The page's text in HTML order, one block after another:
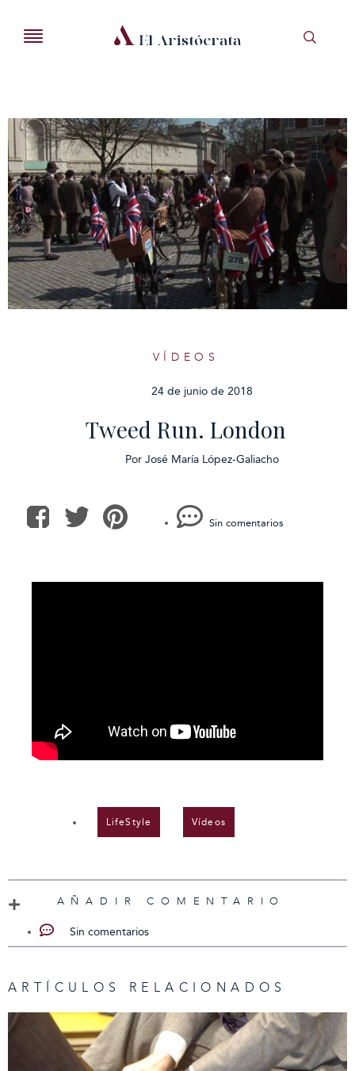
VÍDEOS
24 de junio de 2018
Tweed Run. London
Por José María López-Galiacho
Sin comentarios
LifeStyle Vídeos
AÑADIR COMENTARIO
Sin comentarios
ARTÍCULOS RELACIONADOS